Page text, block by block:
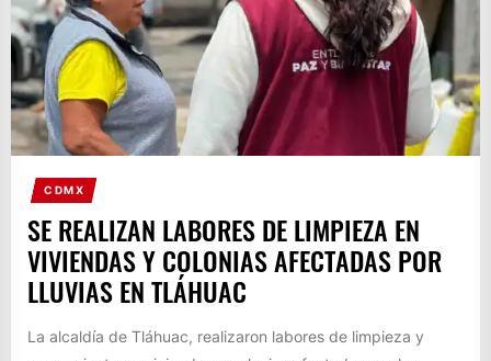
CDMX
SE REALIZAN LABORES DE LIMPIEZA EN
VIVIENDAS Y COLONIAS AFECTADAS POR
LLUVIAS EN TLÁHUAC
La alcaldía de Tláhuac, realizaron labores de limpieza y